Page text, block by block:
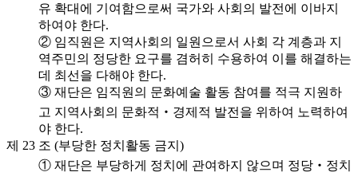
유 확대에 기여함으로써 국가와 사회의 발전에 이바지
하여야 한다.
② 임직원은 지역사회의 일원으로서 사회 각 계층과 지
역주민의 정당한 요구를 겸허히 수용하여 이를 해결하는
데 최선을 다해야 한다.
③ 재단은 임직원의 문화예술 활동 참여를 적극 지원하
고 지역사회의 문화적‧경제적 발전을 위하여 노력하여
야 한다.
제 23 조 (부당한 정치활동 금지)
① 재단은 부당하게 정치에 관여하지 않으며 정당‧정치